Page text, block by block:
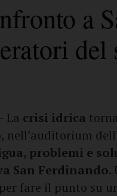
a
del
La crisi idrica
problemi e
San Ferdinando.
fare il punto su